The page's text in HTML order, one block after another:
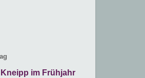
im Frühjahr